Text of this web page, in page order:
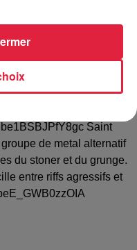
son énergie dans un
des papillonnages
-- httpyoutu.beYqz3--
de metal alternatif
mais empruntant
Saint
de metal alternatif
du stoner et du grunge.
entre riffs agressifs et